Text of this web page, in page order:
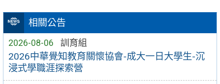
相關公告
2026-08-06 訓育組
2026中華覺知教育關懷協會-成大一日大學生-沉
浸式學職涯探索營